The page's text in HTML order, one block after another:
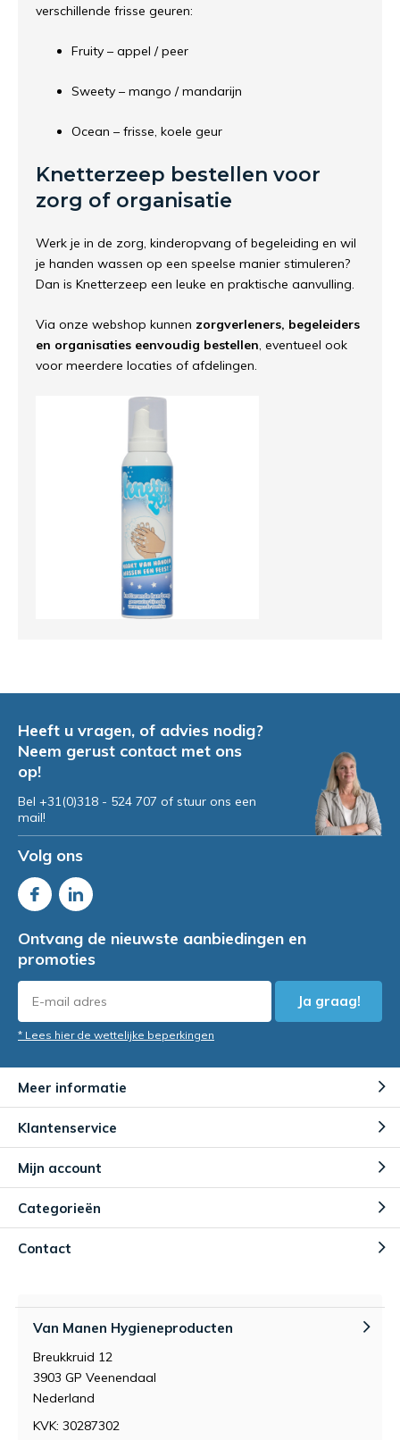
verschillende frisse geuren:
Fruity – appel / peer
Sweety – mango / mandarijn
Ocean – frisse, koele geur
Knetterzeep bestellen voor
zorg of organisatie
Werk je in de zorg, kinderopvang of begeleiding en wil
je handen wassen op een speelse manier stimuleren?
Dan is Knetterzeep een leuke en praktische aanvulling.
Via onze webshop kunnen zorgverleners, begeleiders
en organisaties eenvoudig bestellen, eventueel ook
voor meerdere locaties of afdelingen.
Heeft u vragen, of advies nodig?
Neem gerust contact met ons
op!
Bel +31(0)318 - 524 707 of stuur ons een
mail!
Volg ons
Ontvang de nieuwste aanbiedingen en
promoties
Ja graag!
* Lees hier de wettelijke beperkingen
Meer informatie
Klantenservice
Mijn account
Categorieën
Contact
Van Manen Hygieneproducten
Breukkruid 12
3903 GP Veenendaal
Nederland
KVK: 30287302